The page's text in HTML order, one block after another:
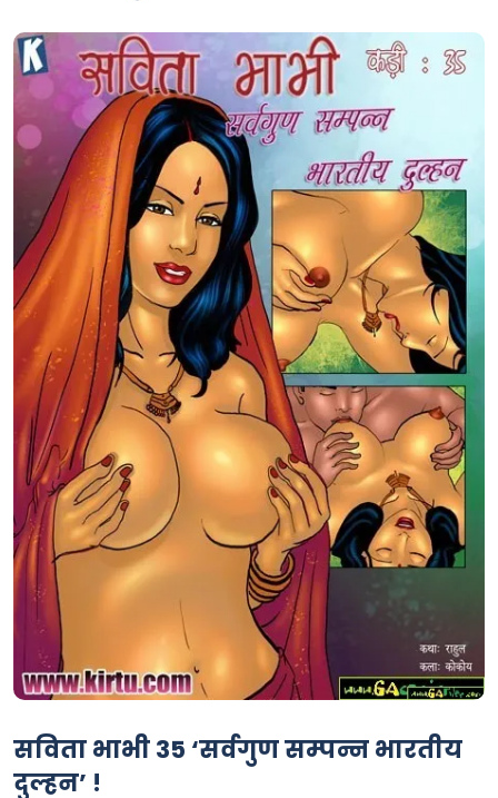
सविता भाभी 35 ‘सर्वगुण सम्पन्न भारतीय
दुल्हन’ !